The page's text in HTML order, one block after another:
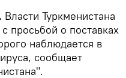
Власти Туркменистана
просьбой о поставках
наблюдается в
сообщает